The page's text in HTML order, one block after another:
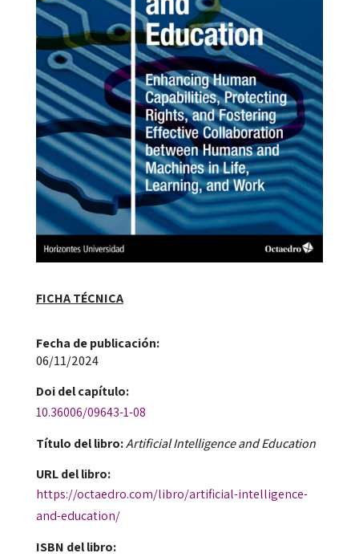
FICHA TÉCNICA
Fecha de publicación​:
06/11/2024
Doi​ del capítulo:
10.36006/09643-1-08
Título del libro:Artificial Intelligence and Education
URL del libro:
https://octaedro.com/libro/artificial-intelligence-
and-education/
ISBN del libro: